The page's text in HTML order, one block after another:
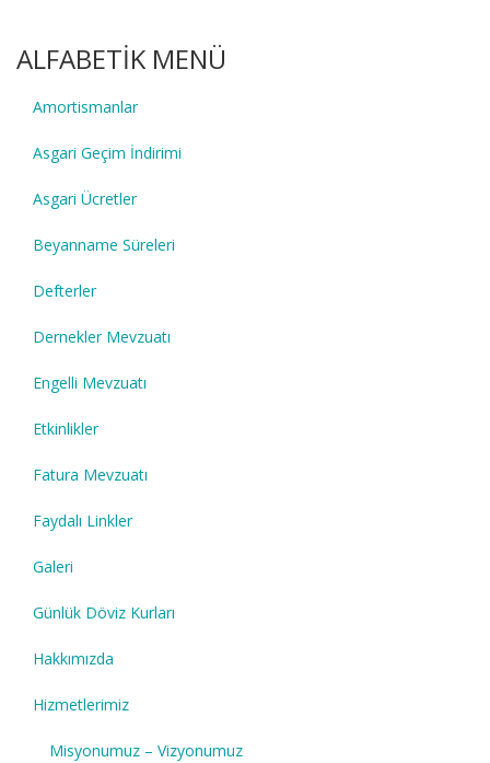
ALFABETİK MENÜ
Amortismanlar
Asgari Geçim İndirimi
Asgari Ücretler
Beyanname Süreleri
Defterler
Dernekler Mevzuatı
Engelli Mevzuatı
Etkinlikler
Fatura Mevzuatı
Faydalı Linkler
Galeri
Günlük Döviz Kurları
Hakkımızda
Hizmetlerimiz
Misyonumuz – Vizyonumuz